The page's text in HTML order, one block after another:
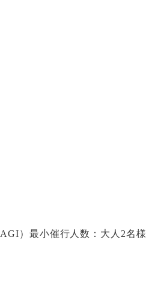
） 最小催行人数：大人2名様